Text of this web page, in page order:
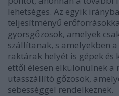
lehetséges. Az egyik
teljesítményű
gyorsgőzösök, amelyek
szállítanak, s amelyekben
raktárak helyét is gépek
ettől élesen elkülönülnek a
utasszállító gőzösök,
sebességgel rendelkeznek.